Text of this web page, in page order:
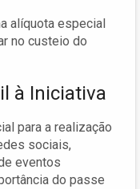
alíquota especial
no custeio do
à Iniciativa
para a realização
sociais,
eventos
do passe